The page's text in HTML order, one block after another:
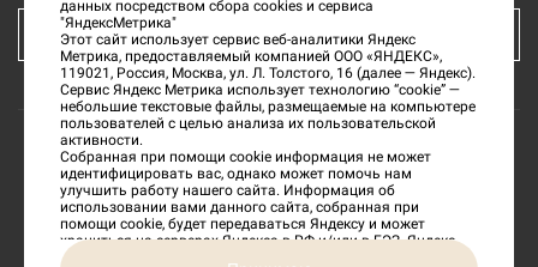
КУПИТЬ БИЛЕТ
2026«Тверской государственный объединенный
музей»
данных посредством сбора cookies и сервиса
"ЯндексМетрика"
Этот сайт использует сервис веб-аналитики Яндекс
Метрика, предоставляемый компанией ООО «ЯНДЕКС»,
119021, Россия, Москва, ул. Л. Толстого, 16 (далее — Яндекс).
Сервис Яндекс Метрика использует технологию “cookie” —
небольшие текстовые файлы, размещаемые на компьютере
пользователей с целью анализа их пользовательской
активности.
Собранная при помощи cookie информация не может
идентифицировать вас, однако может помочь нам
улучшить работу нашего сайта. Информация об
использовании вами данного сайта, собранная при
помощи cookie, будет передаваться Яндексу и может
храниться на серверах Яндекса в РФ и/или в ЕЭЗ. Яндекс
будет обрабатывать эту информацию в интересах